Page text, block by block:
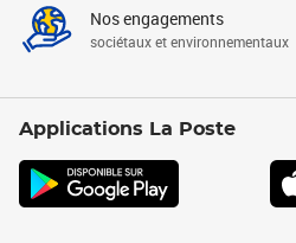
Nos engagements
sociétaux et environnementaux
Applications La Poste